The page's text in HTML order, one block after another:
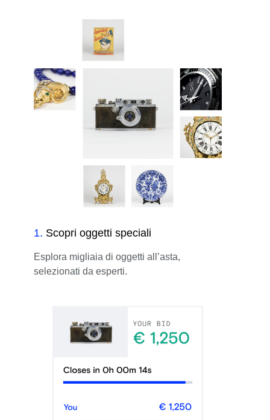
1. Scopri oggetti speciali
Esplora migliaia di oggetti all’asta,
selezionati da esperti.